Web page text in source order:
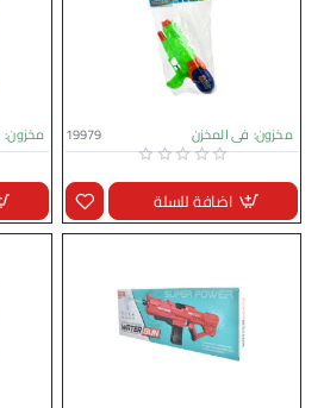
مخزون: فى المخزن 19979
اضافة للسلة
مخزون: